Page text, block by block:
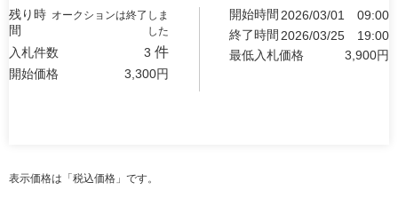
残り時
間
オークションは終了しま
した
入札件数 3 件
開始価格 3,300円
開始時間 2026/03/01
09:00
終了時間 2026/03/25
19:00
最低入札価格
3,900円
表示価格は「税込価格」です。